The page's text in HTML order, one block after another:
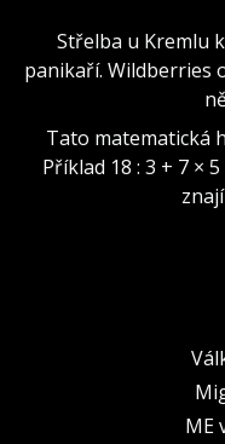
Střelba u Kremlu
panikaří. Wildberries
Tato matematická
Příklad 18 : 3 + 7 ×
ME